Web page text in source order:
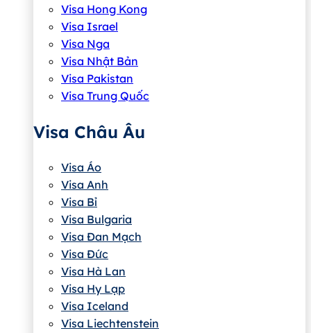
Visa Hong Kong
Visa Israel
Visa Nga
Visa Nhật Bản
Visa Pakistan
Visa Trung Quốc
Visa Châu Âu
Visa Áo
Visa Anh
Visa Bỉ
Visa Bulgaria
Visa Đan Mạch
Visa Đức
Visa Hà Lan
Visa Hy Lạp
Visa Iceland
Visa Liechtenstein